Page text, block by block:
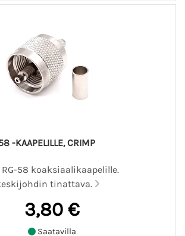
-KAAPELILLE, CRIMP
58 koaksiaalikaapelille.
tinattava.
3,80 €
Saatavilla